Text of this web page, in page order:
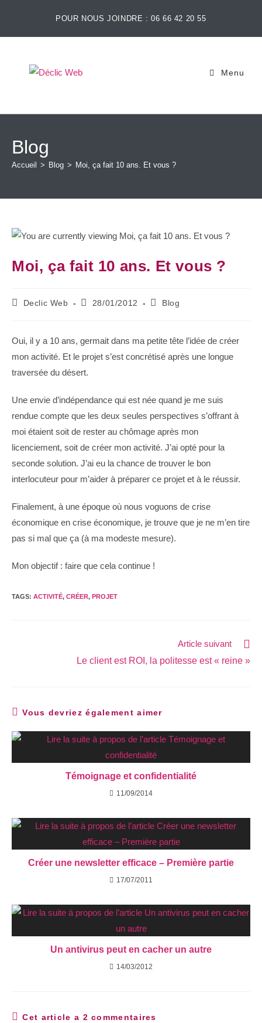
POUR NOUS JOINDRE : 06 66 42 20 55
Menu
Blog
Accueil > Blog > Moi, ça fait 10 ans. Et vous ?
Moi, ça fait 10 ans. Et vous ?
Declic Web 28/01/2012 Blog
Oui, il y a 10 ans, germait dans ma petite tête l’idée de créer
mon activité. Et le projet s’est concrétisé après une longue
traversée du désert.
Une envie d’indépendance qui est née quand je me suis
rendue compte que les deux seules perspectives s’offrant à
moi étaient soit de rester au chômage après mon
licenciement, soit de créer mon activité. J’ai opté pour la
seconde solution. J’ai eu la chance de trouver le bon
interlocuteur pour m’aider à préparer ce projet et à le réussir.
Finalement, à une époque où nous voguons de crise
économique en crise économique, je trouve que je ne m’en tire
pas si mal que ça (à ma modeste mesure).
Mon objectif : faire que cela continue !
TAGS: ACTIVITÉ, CRÉER, PROJET
Article suivant
Le client est ROI, la politesse est « reine »
Vous devriez également aimer
Témoignage et confidentialité
11/09/2014
Créer une newsletter efficace – Première partie
17/07/2011
Un antivirus peut en cacher un autre
14/03/2012
Cet article a 2 commentaires